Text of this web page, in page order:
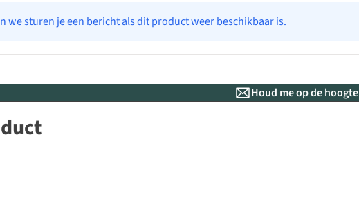
we sturen je een bericht als dit product weer beschikbaar is.
Houd me op de hoogte